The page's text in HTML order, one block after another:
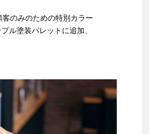
のみのための特別カラー
ル塗装パレットに追加、